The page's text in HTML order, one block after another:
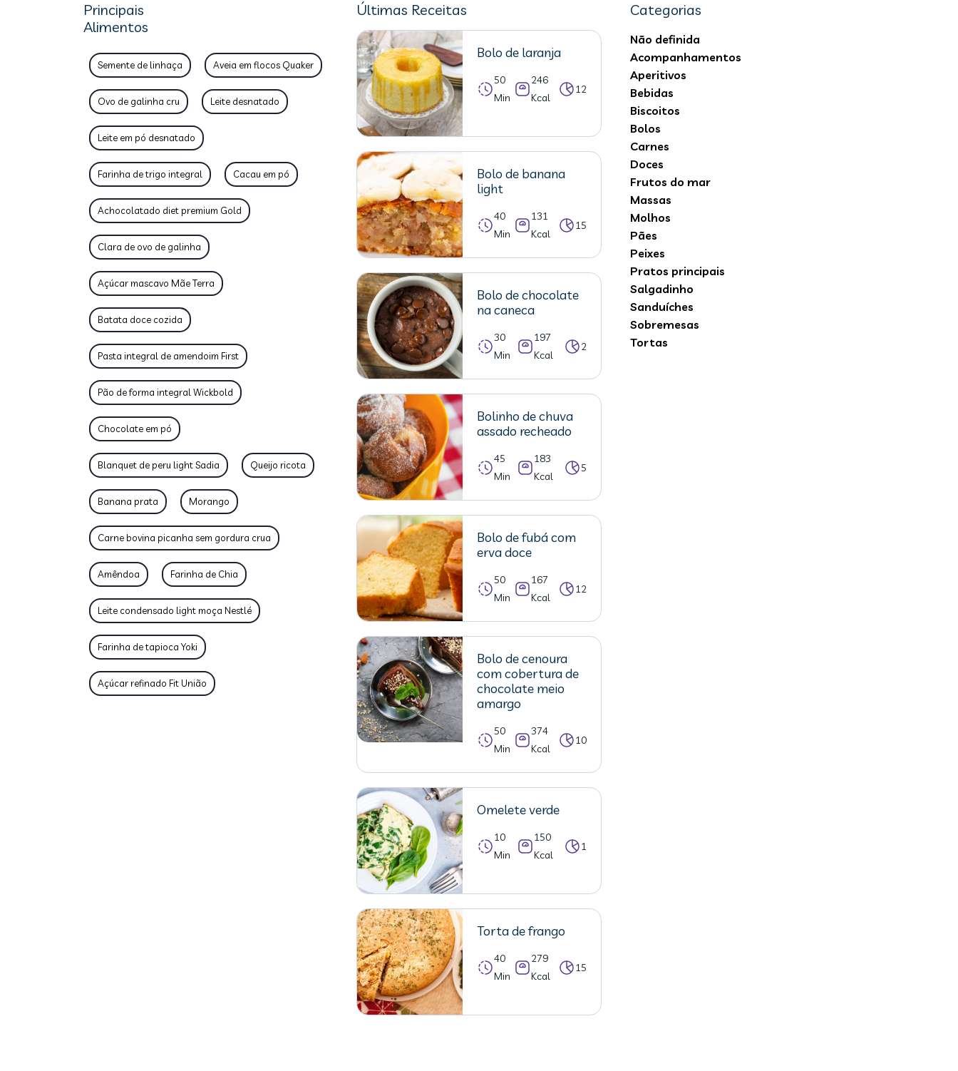
Principais
Alimentos
Semente de linhaça Aveia em flocos Quaker
Ovo de galinha cru Leite desnatado
Leite em pó desnatado
Farinha de trigo integral Cacau em pó
Achocolatado diet premium Gold
Clara de ovo de galinha
Açúcar mascavo Mãe Terra
Batata doce cozida
Pasta integral de amendoim First
Pão de forma integral Wickbold
Chocolate em pó
Blanquet de peru light Sadia Queijo ricota
Banana prata Morango
Carne bovina picanha sem gordura crua
Amêndoa Farinha de Chia
Leite condensado light moça Nestlé
Farinha de tapioca Yoki
Açúcar refinado Fit União
Últimas Receitas
Bolo de laranja
50
Min
246
Kcal
12
Bolo de banana
light
40
Min
131
Kcal
15
Bolo de chocolate
na caneca
30
Min
197
Kcal
2
Bolinho de chuva
assado recheado
45
Min
183
Kcal
5
Bolo de fubá com
erva doce
50
Min
167
Kcal
12
Bolo de cenoura
com cobertura de
chocolate meio
amargo
50
Min
374
Kcal
10
Omelete verde
10
Min
150
Kcal
1
Torta de frango
40
Min
279
Kcal
15
Categorias
Não definida
Acompanhamentos
Aperitivos
Bebidas
Biscoitos
Bolos
Carnes
Doces
Frutos do mar
Massas
Molhos
Pães
Peixes
Pratos principais
Salgadinho
Sanduíches
Sobremesas
Tortas